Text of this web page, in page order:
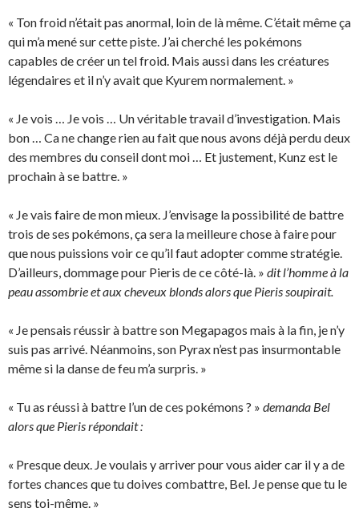
« Ton froid n’était pas anormal, loin de là même. C’était même ça
qui m’a mené sur cette piste. J’ai cherché les pokémons
capables de créer un tel froid. Mais aussi dans les créatures
légendaires et il n’y avait que Kyurem normalement. »
« Je vois … Je vois … Un véritable travail d’investigation. Mais
bon … Ca ne change rien au fait que nous avons déjà perdu deux
des membres du conseil dont moi … Et justement, Kunz est le
prochain à se battre. »
« Je vais faire de mon mieux. J’envisage la possibilité de battre
trois de ses pokémons, ça sera la meilleure chose à faire pour
que nous puissions voir ce qu’il faut adopter comme stratégie.
D’ailleurs, dommage pour Pieris de ce côté-là. » dit l’homme à la
peau assombrie et aux cheveux blonds alors que Pieris soupirait.
« Je pensais réussir à battre son Megapagos mais à la fin, je n’y
suis pas arrivé. Néanmoins, son Pyrax n’est pas insurmontable
même si la danse de feu m’a surpris. »
« Tu as réussi à battre l’un de ces pokémons ? » demanda Bel
alors que Pieris répondait :
« Presque deux. Je voulais y arriver pour vous aider car il y a de
fortes chances que tu doives combattre, Bel. Je pense que tu le
sens toi-même. »